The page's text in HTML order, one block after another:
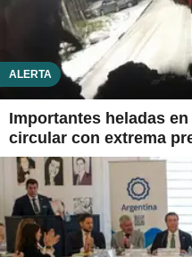
ALERTA
Importantes heladas
circular con extrema